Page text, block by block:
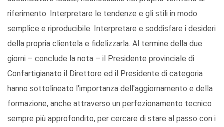
riferimento. Interpretare le tendenze e gli stili in modo
semplice e riproducibile. Interpretare e soddisfare i desideri
della propria clientela e fidelizzarla. Al termine della due
giorni – conclude la nota – il Presidente provinciale di
Confartigianato il Direttore ed il Presidente di categoria
hanno sottolineato l'importanza dell'aggiornamento e della
formazione, anche attraverso un perfezionamento tecnico
sempre più approfondito, per cercare di stare al passo con i